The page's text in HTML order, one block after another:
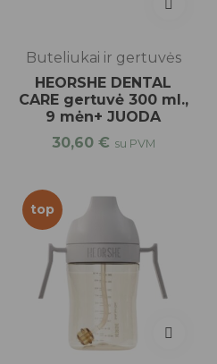
Buteliukai ir gertuvės
HEORSHE DENTAL
CARE gertuvė 300 ml.,
9 mėn+ JUODA
30,60 € su PVM
top